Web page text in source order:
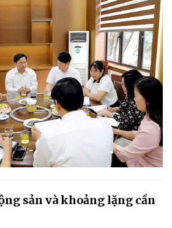
sản và khoảng lặng cần